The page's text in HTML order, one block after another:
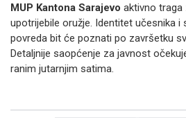
MUP Kantona Sarajevo aktivno
upotrijebile oružje. Identitet učesnika i
povreda bit će poznati po završetku
Detaljnije saopćenje za javnost
ranim jutarnjim satima.